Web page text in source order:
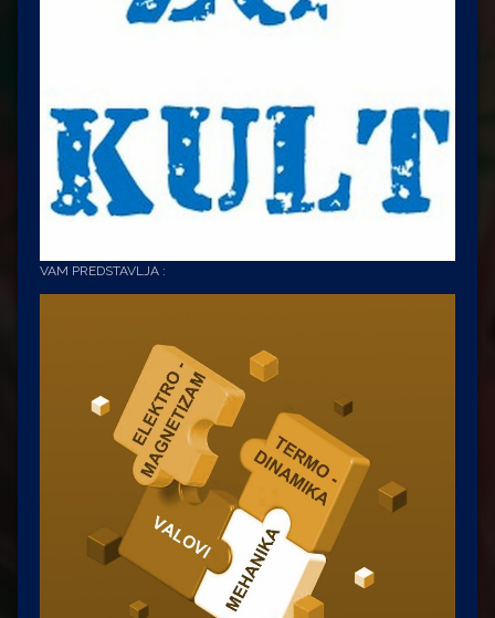
VAM PREDSTAVLJA :